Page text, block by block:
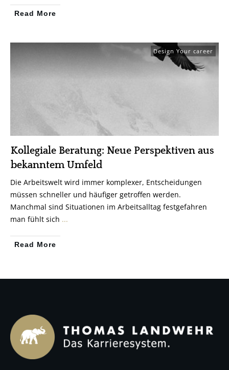
Read More
Design Your career
Kollegiale Beratung: Neue Perspektiven aus
bekanntem Umfeld
Die Arbeitswelt wird immer komplexer, Entscheidungen
müssen schneller und häufiger getroffen werden.
Manchmal sind Situationen im Arbeitsalltag festgefahren
man fühlt sich ...
Read More